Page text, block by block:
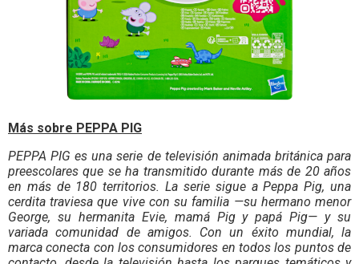
Más sobre PEPPA PIG
PEPPA PIG es una serie de televisión animada británica para
preescolares que se ha transmitido durante más de 20 años
en más de 180 territorios. La serie sigue a Peppa Pig, una
cerdita traviesa que vive con su familia —su hermano menor
George, su hermanita Evie, mamá Pig y papá Pig— y su
variada comunidad de amigos. Con un éxito mundial, la
marca conecta con los consumidores en todos los puntos de